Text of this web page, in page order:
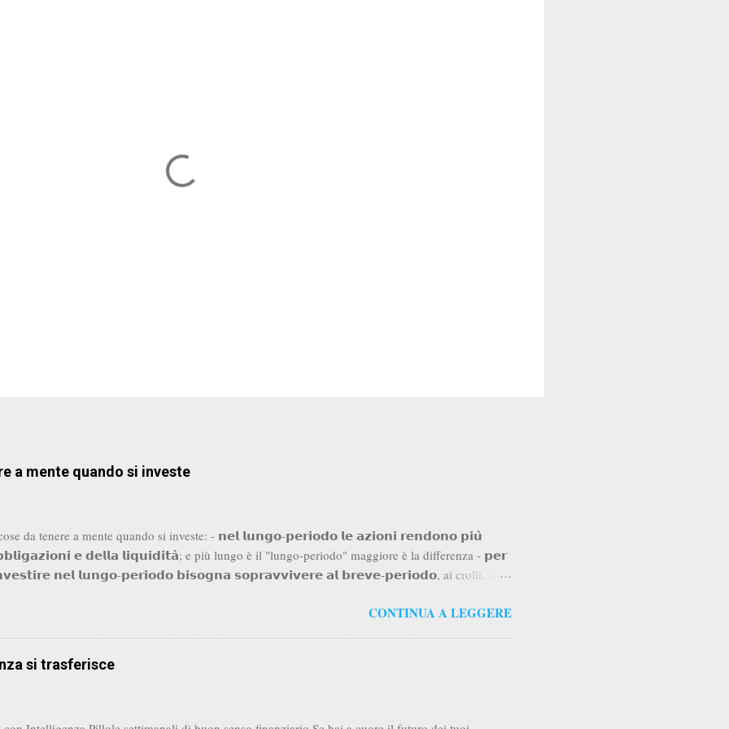
a mente quando si investe
da tenere a mente quando si investe: - 𝗻𝗲𝗹 𝗹𝘂𝗻𝗴𝗼-𝗽𝗲𝗿𝗶𝗼𝗱𝗼 𝗹𝗲 𝗮𝘇𝗶𝗼𝗻𝗶 𝗿𝗲𝗻𝗱𝗼𝗻𝗼 𝗽𝗶𝘂̀
𝗲 𝗱𝗲𝗹𝗹𝗮 𝗹𝗶𝗾𝘂𝗶𝗱𝗶𝘁𝗮̀; e più lungo è il "lungo-periodo" maggiore è la differenza - 𝗽𝗲𝗿
𝗻𝗲𝗹 𝗹𝘂𝗻𝗴𝗼-𝗽𝗲𝗿𝗶𝗼𝗱𝗼 𝗯𝗶𝘀𝗼𝗴𝗻𝗮 𝘀𝗼𝗽𝗿𝗮𝘃𝘃𝗶𝘃𝗲𝗿𝗲 𝗮𝗹 𝗯𝗿𝗲𝘃𝗲-𝗽𝗲𝗿𝗶𝗼𝗱𝗼, ai crolli, alle
azionario quando i prezzi sono bassi - 𝗹'𝗶𝗻𝗳𝗹𝗮𝘇𝗶𝗼𝗻𝗲 𝗴𝗶𝗼𝗰𝗮 𝘂𝗻 𝗿𝘂𝗼𝗹𝗼 𝗽𝗶𝘂̀ 𝗶𝗺𝗽𝗼𝗿𝘁𝗮𝗻𝘁𝗲
non è detto funzionerà anche domani e viceversa. La flessibilità...
CONTINUA A LEGGERE
si trasferisce